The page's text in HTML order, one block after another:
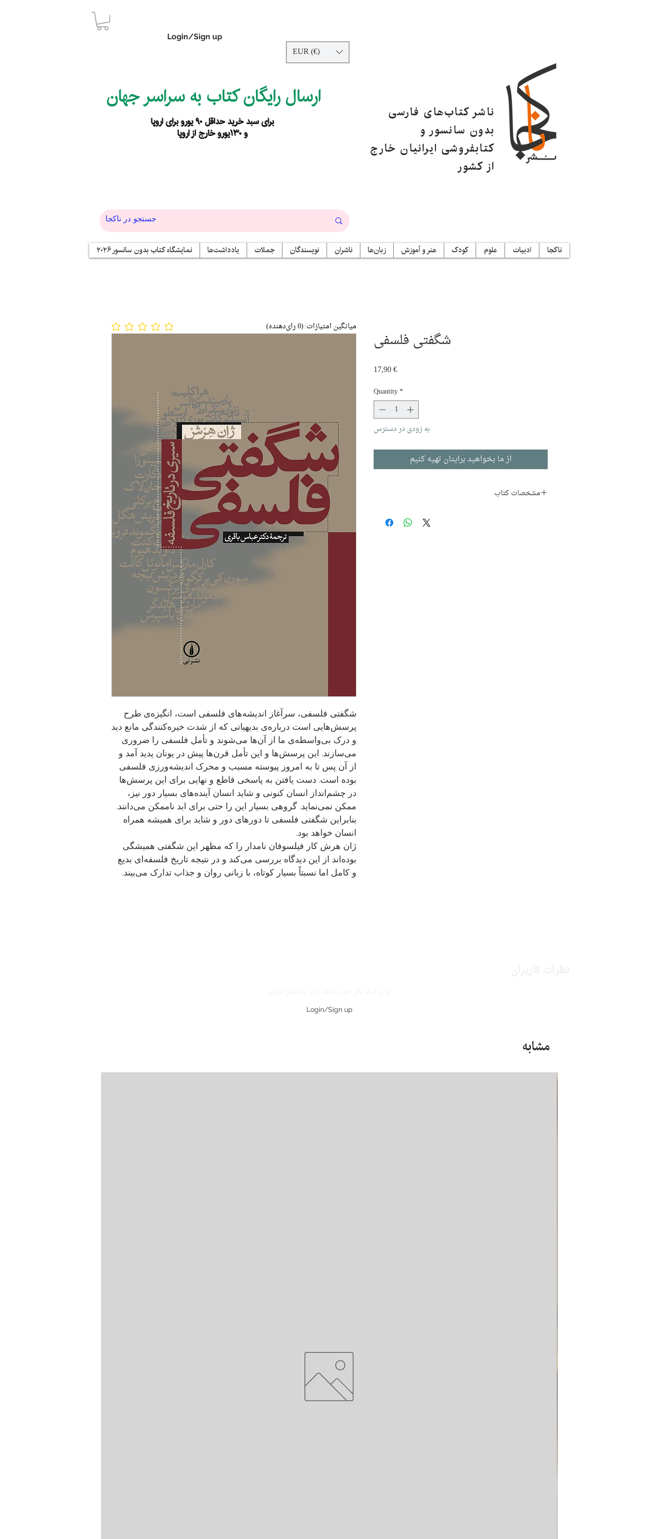
Login/Sign up
EUR (€)
ارسال رایگان کتاب به سراسر جهان
برای سبد خرید حداقل ۹۰ یورو برای اروپا
و ۱۳۰یورو خارج از اروپا
ناشر کتاب‌های فارسی
بدون سانسور و
کتابفروشی ایرانیان خارج
از کشور
ناکجا ادبیات علوم کودک هنر و آموزش زبان‌ها ناشران نویسندگان جملات یادداشت‌ها نمایشگاه کتاب بدون سانسور ۲۰۲۶
شگفتی فلسفی، سرآغاز اندیشه‌های فلسفی است، انگیزه‌ی طرح
پرسش‌هایی است درباره‌ی بدیهیاتی که از شدت خیره‌کنندگی مانع دید
و درک بی‌واسطه‌ی ما از آن‌ها می‌شوند و تأمل فلسفی را ضروری
می‌سازند. این پرسش‌ها و این تأمل قرن‌ها پیش در یونان پدید آمد و
از آن پس تا به امروز پیوسته مسبب و محرک اندیشه‌ورزی فلسفی
بوده است. دست یافتن به پاسخی قاطع و نهایی برای این پرسش‌ها
در چشم‌انداز انسان کنونی و شاید انسان آینده‌های بسیار دور نیز،
ممکن نمی‌نماید. گروهی بسیار این را حتی برای ابد ناممکن می‌دانند.
بنابراین شگفتی فلسفی تا دورهای دور و شاید برای همیشه همراه
انسان خواهد بود.
ژان هرش کار فیلسوفان نامدار را که مظهر این شگفتی همیشگی
بوده‌اند از این دیدگاه بررسی می‌کند و در نتیجه تاریخ فلسفه‌ای بدیع
و کامل اما نسبتاً بسیار کوتاه، با زبانی روان و جذاب تدارک می‌بیند.
شگفتی فلسفی
17,90 €Price
Quantity*
به زودی در دسترس
از ما بخواهید برایتان تهیه کنیم
مشخصات کتاب
No ratings yet میانگین امتیازات:(0 رای‌دهنده)
Login/Sign up
مشابه